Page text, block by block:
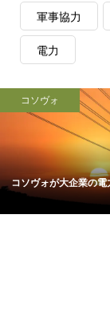
軍事協力
電力
コソヴォ
コソヴォが大企業の電